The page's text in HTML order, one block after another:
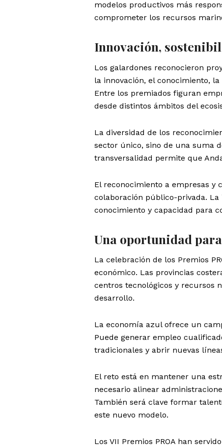
modelos productivos más
comprometer los recursos
Innovación,
Los galardones reconocieron
la innovación, el conocimiento,
Entre los premiados figuran
desde distintos ámbitos del
La diversidad de los
sector único, sino de una suma
transversalidad permite que
El reconocimiento a empresas y
colaboración público-privada.
conocimiento y capacidad para
Una oportunidad
La celebración de los Premios
económico. Las provincias
centros tecnológicos y recursos
desarrollo.
La economía azul ofrece un
Puede generar empleo
tradicionales y abrir nuevas
El reto está en mantener una
necesario alinear
También será clave formar
este nuevo modelo.
Los VII Premios PROA han